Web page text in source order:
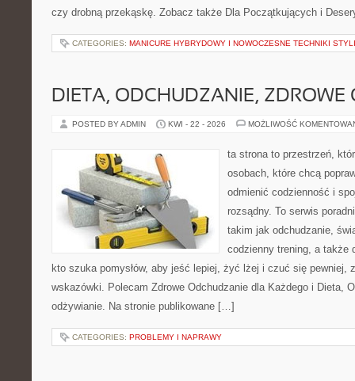
czy drobną przekąskę. Zobacz także Dla Początkujących i
CATEGORIES: MANICURE HYBRYDOWY I NOWOCZESNE TECHNIKI
DIETA, ODCHUDZANIE, ZDROWE
POSTED BY ADMIN KWI - 22 - 2026 MOŻLIWOŚĆ
ta strona to przestrzeń,
osobach, które chcą
odmienić codzienność i
rozsądny. To serwis
takim jak odchudzanie,
codzienny trening, a także
kto szuka pomysłów, aby jeść lepiej, żyć lżej i czuć się pewniej,
wskazówki. Polecam Zdrowe Odchudzanie dla Każdego i Dieta,
odżywianie. Na stronie publikowane […]
CATEGORIES: PROBLEMY I NAPRAWY